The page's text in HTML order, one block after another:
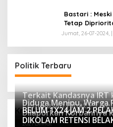
Bastari :
Tetap
Jumat, 26-07-2024, |
Politik Terbaru
Kriminalitas
Terkait Kandasnya IRT
Penjelasan Pihat PT
2233 Dilihat
Diduga Menipu, Warga
Dilaporkan Korbannya
2021 Dilihat
BELUM 1X24 JAM 2
DIKOLAM RETENSI